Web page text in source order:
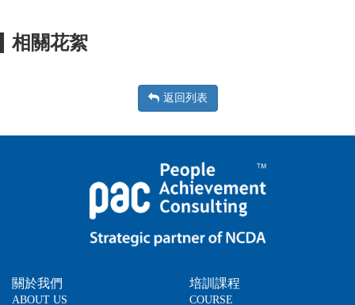
相關花絮
返回列表
關於我們
ABOUT US
培訓課程
COURSE